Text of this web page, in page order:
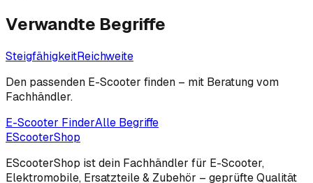
Verwandte Begriffe
SteigfähigkeitReichweite
Den passenden E-Scooter finden – mit Beratung vom
Fachhändler.
E-Scooter FinderAlle Begriffe
EScooterShop
EScooterShop ist dein Fachhändler für E-Scooter,
Elektromobile, Ersatzteile & Zubehör – geprüfte Qualität